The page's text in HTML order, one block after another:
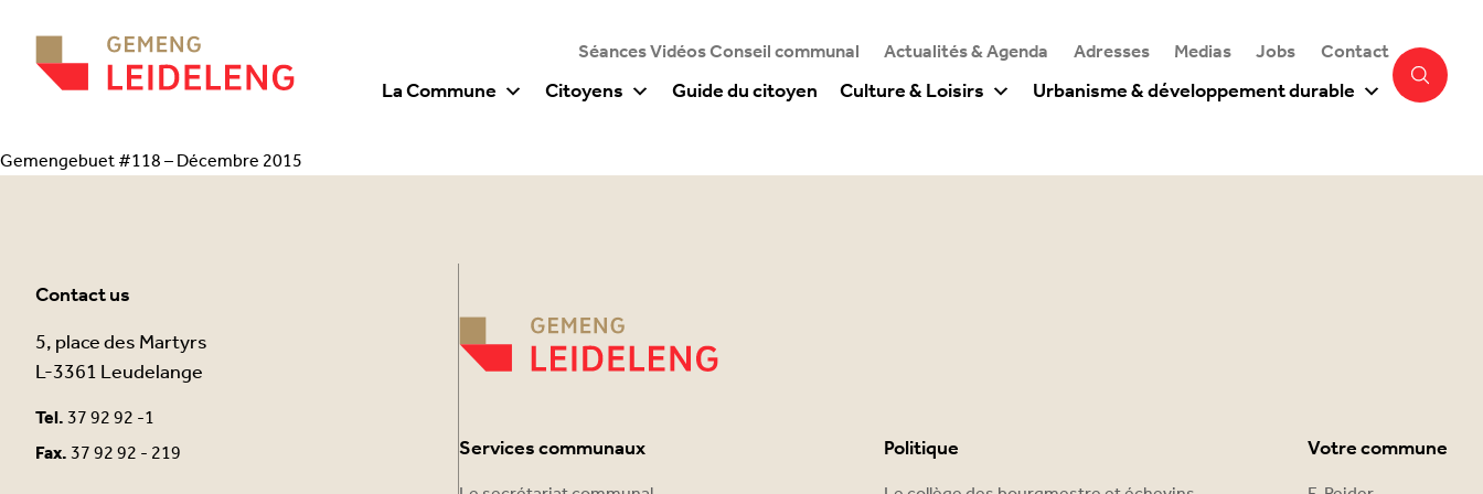
Séances Vidéos Conseil communal Actualités & Agenda Adresses Medias Jobs Contact
La Commune Citoyens Guide du citoyen Culture & Loisirs Urbanisme & développement durable
Gemengebuet #118 – Décembre 2015
Contact us
5, place des Martyrs
L-3361 Leudelange
Tel.37 92 92 -1
Fax.37 92 92 - 219 Services communaux Politique Votre commune